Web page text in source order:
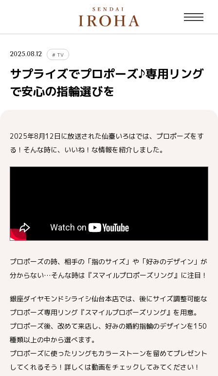
2025.08.12 # TV
サプライズでプロポーズ♪専用リング
で安心の指輪選びを
2025年8月12日に放送された仙臺いろはでは、プロポーズをす
る！そんな時に、いいね！な情報を紹介しました。
プロポーズの時、相手の「指のサイズ」や「好みのデザイン」が
分からない…そんな時は『スマイルプロポーズリング』に注目！
銀座ダイヤモンドシライシ仙台本店では、後にサイズ調整可能な
プロポーズ専用リング『スマイルプロポーズリング』を用意。
プロポーズ後、改めて来店し、好みの婚約指輪のデザインを150
種類以上の中から選べます。
プロポーズに使ったリングもカラーストーンを留めてプレゼント
してくれるそう！詳しくは動画をチェックしてみてください！